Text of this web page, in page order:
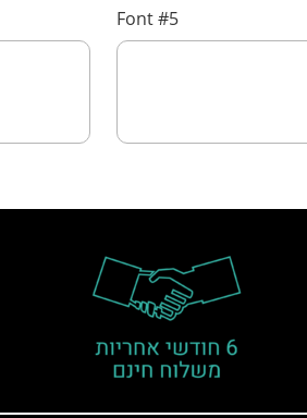
Font #5